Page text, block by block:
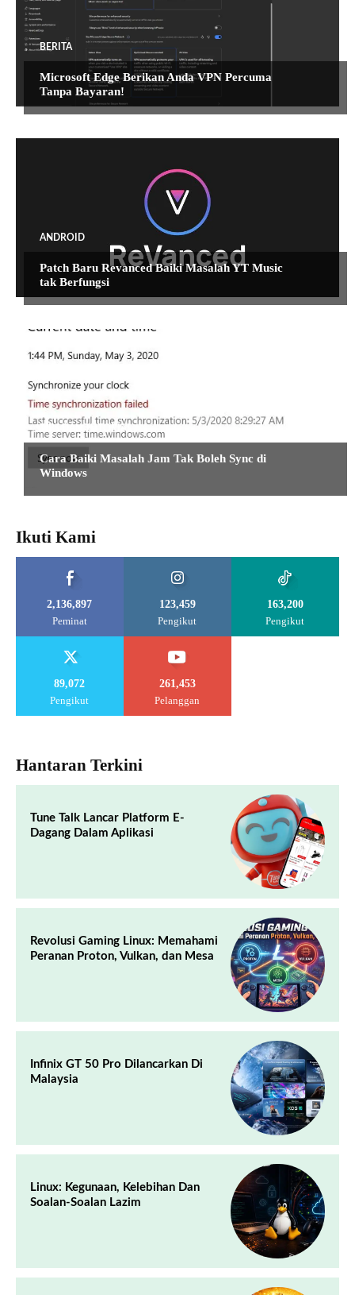
BERITA
Microsoft Edge Berikan Anda VPN Percuma
Tanpa Bayaran!
ANDROID
Patch Baru Revanced Baiki Masalah YT Music
tak Berfungsi
TIPS DAN TUTORIAL
Cara Baiki Masalah Jam Tak Boleh Sync di
Windows
Ikuti Kami
2,136,897
Peminat
123,459
Pengikut
163,200
Pengikut
89,072
Pengikut
261,453
Pelanggan
Hantaran Terkini
Tune Talk Lancar Platform E-
Dagang Dalam Aplikasi
Revolusi Gaming Linux: Memahami
Peranan Proton, Vulkan, dan Mesa
Infinix GT 50 Pro Dilancarkan Di
Malaysia
Linux: Kegunaan, Kelebihan Dan
Soalan-Soalan Lazim